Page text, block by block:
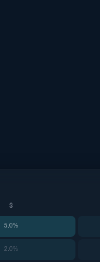
3
5.0%
2.0%